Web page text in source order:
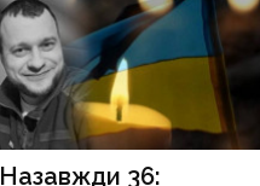
Назавжди 36: